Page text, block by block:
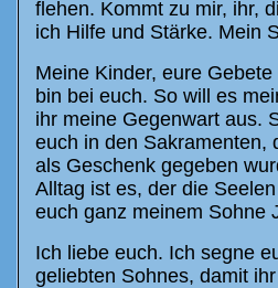
flehen. Kommt zu mir, ihr,
ich Hilfe und Stärke. Mein
Meine Kinder, eure
bin bei euch. So will es
ihr meine Gegenwart aus.
euch in den Sakramenten,
als Geschenk gegeben
Alltag ist es, der die
euch ganz meinem Sohne
Ich liebe euch. Ich segne
geliebten Sohnes, damit